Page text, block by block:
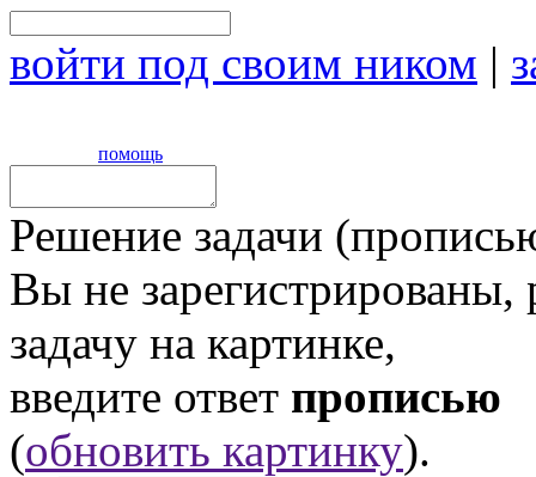
войти под своим ником |
помощь
Решение задачи
Вы не
задачу на картинке,
введите ответ прописью
(обновить картинку).